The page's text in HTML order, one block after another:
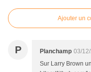
Ajouter un
P Planchamp 03/
Sur Larry Brown